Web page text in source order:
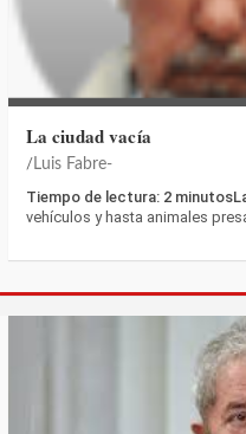
La ciudad vacía
Luis Fabre-
Tiempo de lectura: 2
vehículos y hasta animales